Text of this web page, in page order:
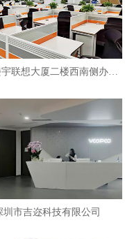
金地楼宇联想大厦二楼西南侧办公区
圳市吉迩科技有限公司